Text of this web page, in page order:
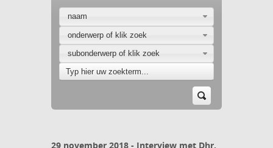
naam
onderwerp of klik zoek
subonderwerp of klik zoek
29 november 2018 - Interview met Dhr.